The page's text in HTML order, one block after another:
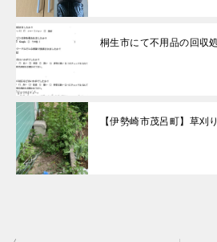
桐生市にて不用品の回
【伊勢崎市茂呂町】草